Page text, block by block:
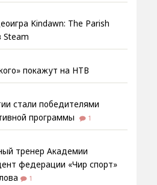
Kindawn: The Parish
Steam
покажут на НТВ
стали победителями
программы
1
тренер Академии
федерации «Чир спорт»
1